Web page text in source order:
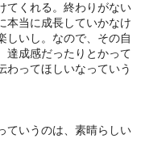
てくれる。終わりがない
本当に成長していかなけ
しいし。なので、その自
達成感だったりとかって
わってほしいなっていう
ていうのは、素晴らしい